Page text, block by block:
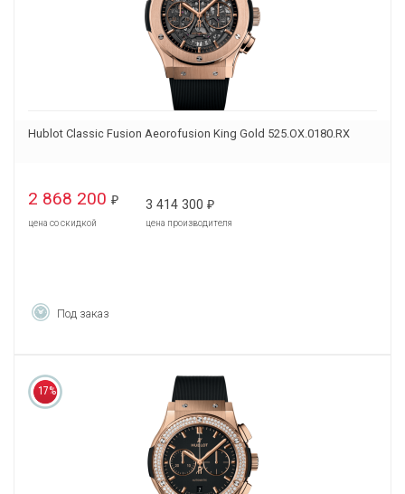
Hublot Classic Fusion Aeorofusion King Gold 525.OX.0180.RX
2 868 200 ₽
цена со скидкой
3 414 300 ₽
цена производителя
Под заказ
17%